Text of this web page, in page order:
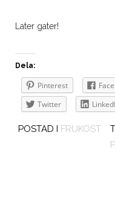
Later gater!
Dela:
Pinterest
Twitter
POSTAD I FRUKOST